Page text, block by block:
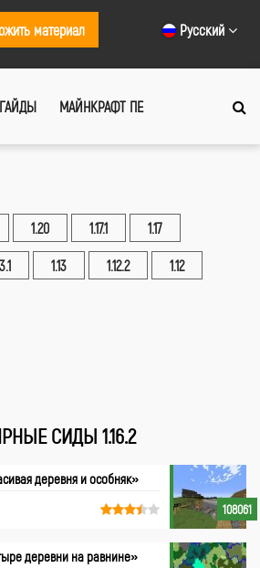
Русский
материал
ГАЙДЫ МАЙНКРАФТ ПЕ
1.20 1.17.1 1.17
1.13 1.12.2 1.12
СИДЫ 1.16.2
108061
деревня и особняк»
деревни на равнине»